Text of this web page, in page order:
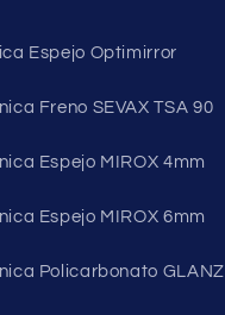
Espejo Optimirror
Freno SEVAX TSA 90
Espejo MIROX 4mm
Espejo MIROX 6mm
Policarbonato